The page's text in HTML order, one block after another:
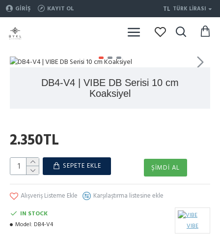
GIRIŞ KAYIT OL TL TÜRK LIRASI
DB4-V4 | VIBE DB Serisi 10 cm
Koaksiyel
IN STOCK
Model: DB4-V4 VIBE
2.350TL
SEPETE EKLE ŞIMDI AL
Alışveriş Listeme Ekle Karşılaştırma listesine ekle